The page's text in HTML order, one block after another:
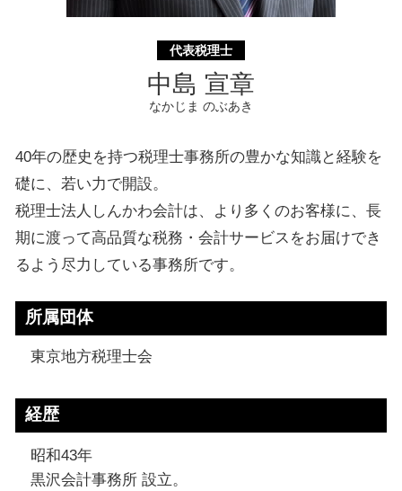
代表税理士
中島 宣章
なかじま のぶあき
40年の歴史を持つ税理士事務所の豊かな知識と経験を
礎に、若い力で開設。
税理士法人しんかわ会計は、より多くのお客様に、長
期に渡って高品質な税務・会計サービスをお届けでき
るよう尽力している事務所です。
所属団体
東京地方税理士会
経歴
昭和43年
黒沢会計事務所 設立。